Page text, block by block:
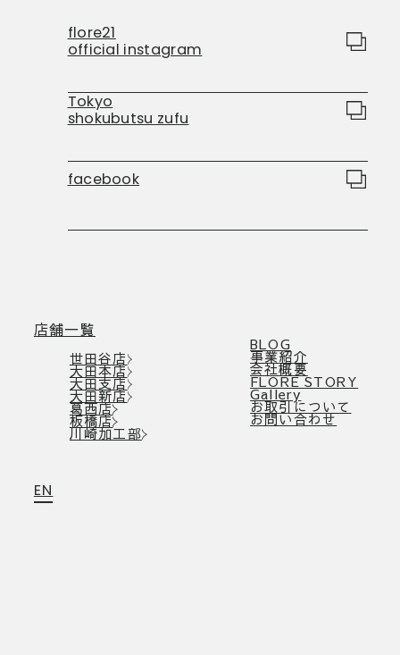
flore21
official instagram
Tokyo
shokubutsu zufu
facebook
店舗一覧
世田谷店
大田本店
大田支店
大田新店
葛西店
板橋店
川崎加工部
BLOG
事業紹介
会社概要
FLORE STORY
Gallery
お取引について
お問い合わせ
EN